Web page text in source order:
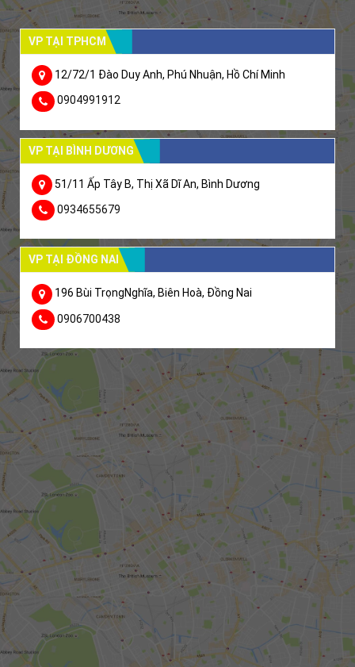
VP TẠI TPHCM
12/72/1 Đào Duy Anh, Phú Nhuận, Hồ Chí Minh
0904991912
VP TẠI BÌNH DƯƠNG
51/11 Ấp Tây B, Thị Xã Dĩ An, Bình Dương
0934655679
VP TẠI ĐỒNG NAI
196 Bùi TrọngNghĩa, Biên Hoà, Đồng Nai
0906700438